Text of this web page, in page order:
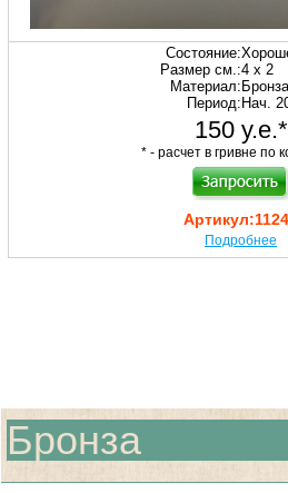
Состояние:
Размер см.:4 х 2
Материал: Бронза
Период: Нач.
150 у.е.*
* - расчет в гривне по
Артикул:
Подробнее
Бронза